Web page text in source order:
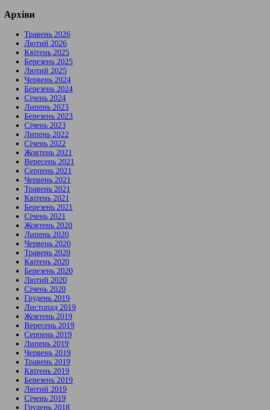
Архіви
Травень 2026
Лютий 2026
Квітень 2025
Березень 2025
Лютий 2025
Червень 2024
Березень 2024
Січень 2024
Липень 2023
Березень 2023
Січень 2023
Липень 2022
Січень 2022
Жовтень 2021
Вересень 2021
Серпень 2021
Червень 2021
Травень 2021
Квітень 2021
Березень 2021
Січень 2021
Жовтень 2020
Липень 2020
Червень 2020
Травень 2020
Квітень 2020
Березень 2020
Лютий 2020
Січень 2020
Грудень 2019
Листопад 2019
Жовтень 2019
Вересень 2019
Серпень 2019
Липень 2019
Червень 2019
Травень 2019
Квітень 2019
Березень 2019
Лютий 2019
Січень 2019
Грудень 2018